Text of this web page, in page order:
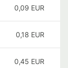
0,09 EUR
0,18 EUR
0,45 EUR